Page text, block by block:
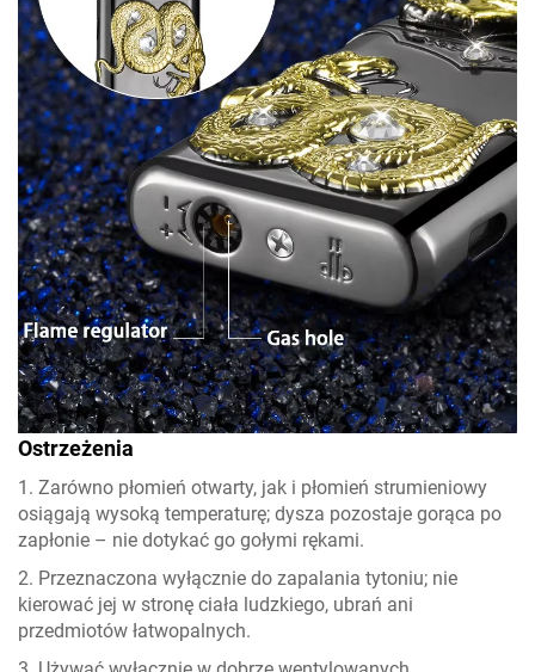
Ostrzeżenia
1. Zarówno płomień otwarty, jak i płomień strumieniowy
osiągają wysoką temperaturę; dysza pozostaje gorąca po
zapłonie – nie dotykać go gołymi rękami.
2. Przeznaczona wyłącznie do zapalania tytoniu; nie
kierować jej w stronę ciała ludzkiego, ubrań ani
przedmiotów łatwopalnych.